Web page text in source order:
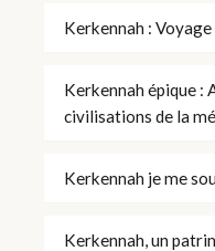
Kerkennah :
Kerkennah épique :
civilisations de la
Kerkennah je me
Kerkennah, un